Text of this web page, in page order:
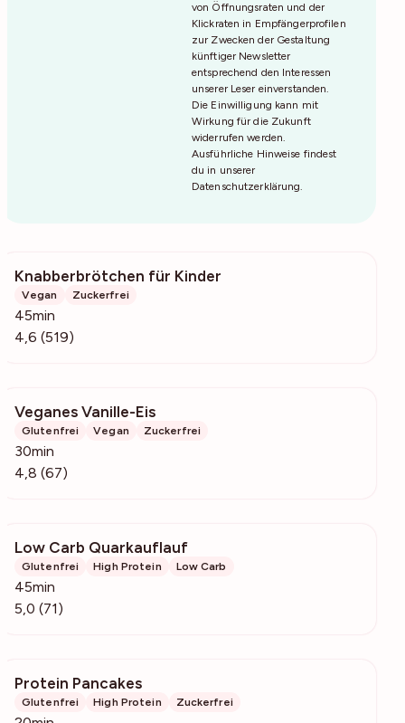
von Öffnungsraten und der
Klickraten in Empfängerprofilen
zur Zwecken der Gestaltung
künftiger Newsletter
entsprechend den Interessen
unserer Leser einverstanden.
Die Einwilligung kann mit
Wirkung für die Zukunft
widerrufen werden.
Ausführliche Hinweise findest
du in unserer
Datenschutzerklärung.
Knabberbrötchen für Kinder
Vegan Zuckerfrei
45min
4,6 (519)
Veganes Vanille-Eis
Glutenfrei Vegan Zuckerfrei
30min
4,8 (67)
Low Carb Quarkauflauf
Glutenfrei High Protein Low Carb
45min
5,0 (71)
Protein Pancakes
Glutenfrei High Protein Zuckerfrei